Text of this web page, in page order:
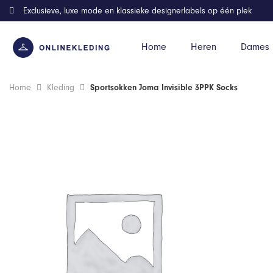
Home Heren Dames
Exclusieve, luxe mode en klassieke designerlabels op één plek
Home Kleding Sportsokken Joma Invisible 3PPK Socks